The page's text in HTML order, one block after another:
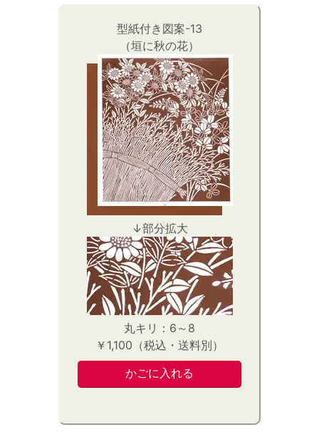
型紙付き図案-13
（垣に秋の花）
↓部分拡大
丸キリ：6～8
￥1,100（税込・送料別）